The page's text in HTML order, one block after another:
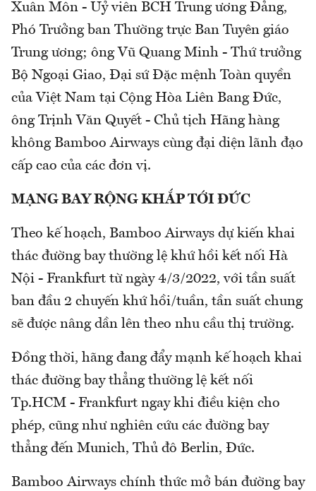
Xuân Môn - Uỷ viên BCH Trung ương Đảng,
Phó Trưởng ban Thường trực Ban Tuyên giáo
Trung ương; ông Vũ Quang Minh - Thứ trưởng
Bộ Ngoại Giao, Đại sứ Đặc mệnh Toàn quyền
của Việt Nam tại Cộng Hòa Liên Bang Đức,
ông Trịnh Văn Quyết - Chủ tịch Hãng hàng
không Bamboo Airways cùng đại diện lãnh đạo
cấp cao của các đơn vị.
MẠNG BAY RỘNG KHẮP TỚI ĐỨC
Theo kế hoạch, Bamboo Airways dự kiến khai
thác đường bay thường lệ khứ hồi kết nối Hà
Nội - Frankfurt từ ngày 4/3/2022, với tần suất
ban đầu 2 chuyến khứ hồi/tuần, tần suất chung
sẽ được nâng dần lên theo nhu cầu thị trường.
Đồng thời, hãng đang đẩy mạnh kế hoạch khai
thác đường bay thẳng thường lệ kết nối
Tp.HCM - Frankfurt ngay khi điều kiện cho
phép, cũng như nghiên cứu các đường bay
thẳng đến Munich, Thủ đô Berlin, Đức.
Bamboo Airways chính thức mở bán đường bay